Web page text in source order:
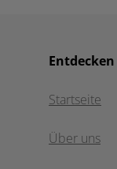
Entdecken
Startseite
Über uns